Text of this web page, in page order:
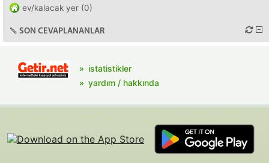
ev/kalacak yer (0)
SON CEVAPLANANLAR
istatistikler
yardım / hakkında